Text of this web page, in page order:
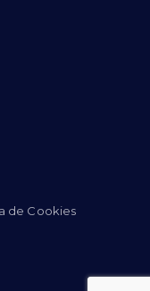
de Cookies